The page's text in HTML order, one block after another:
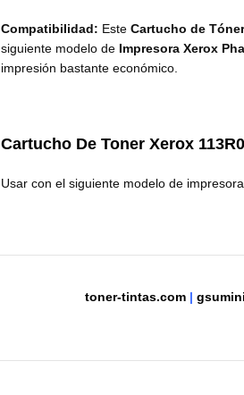
Compatibilidad: Este Cartucho de
siguiente modelo de Impresora Xerox
impresión bastante económico.
Cartucho De Toner Xerox
Usar con el siguiente modelo de impresora.
toner-tintas.com |